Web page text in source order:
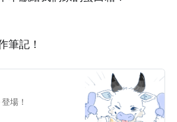
筆記！
場！